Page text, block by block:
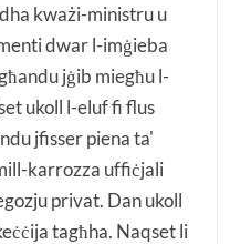
kważi-ministru u
dwar l-imġieba
jġib miegħu l-
ukoll l-eluf fi flus
jfisser piena ta'
karrozza uffiċjali
privat. Dan ukoll
tagħha. Naqset li